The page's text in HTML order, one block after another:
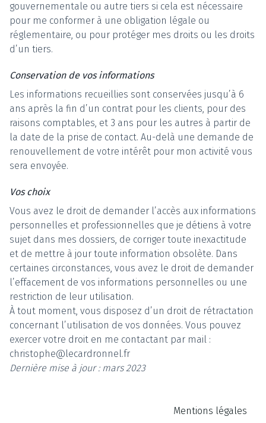
gouvernementale ou autre tiers si cela est nécessaire
pour me conformer à une obligation légale ou
réglementaire, ou pour protéger mes droits ou les droits
d’un tiers.
Conservation de vos informations
Les informations recueillies sont conservées jusqu’à 6
ans après la fin d’un contrat pour les clients, pour des
raisons comptables, et 3 ans pour les autres à partir de
la date de la prise de contact. Au-delà une demande de
renouvellement de votre intérêt pour mon activité vous
sera envoyée.
Vos choix
Vous avez le droit de demander l’accès aux informations
personnelles et professionnelles que je détiens à votre
sujet dans mes dossiers, de corriger toute inexactitude
et de mettre à jour toute information obsolète. Dans
certaines circonstances, vous avez le droit de demander
l’effacement de vos informations personnelles ou une
restriction de leur utilisation.
À tout moment, vous disposez d’un droit de rétractation
concernant l’utilisation de vos données. Vous pouvez
exercer votre droit en me contactant par mail :
christophe@lecardronnel.fr
Dernière mise à jour : mars 2023
Mentions légales